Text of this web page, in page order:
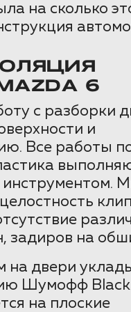
на сколько
6
с разборки
и
Все работы
задиров на
на двери
Шумофф Black
на плоские